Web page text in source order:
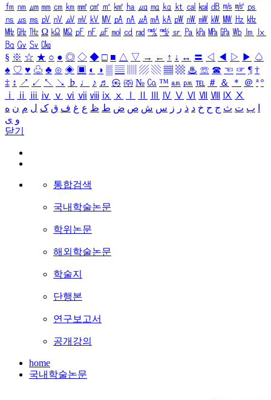
㎙ ㎚ ㎛ ㎜ ㎝ ㎞ ㎟ ㎠ ㎡ ㎢ ㏊ ㎍ ㎎ ㎏ ㏏ ㎈ ㎉ ㏈ ㎧ ㎨ ㎰
㎱ ㎲ ㎳ ㎴ ㎵ ㎶ ㎷ ㎸ ㎹ ㎀ ㎁ ㎂ ㎃ ㎄ ㎺ ㎻ ㎽ ㎾ ㎿ ㎐ ㎑
㎒ ㎓ ㎔ Ω ㏀ ㏁ ㎊ ㎋ ㎌ ㏖ ㏅ ㎭ ㎮ ㎯ ㏛ ㎩ ㎪ ㎫ ㎬ ㏝ ㏐
㏓
㏃ ㏉ ㏜ ㏆
§ ※ ☆ ★ ○ ● ◎ ◇ ◆ □ ■ △ ▽ → ← ↑ ↓ ↔ 〓 ◁ ◀ ▷ ▶ ♤
♠ ♡ ♥ ♧ ♣ ⊙ ◈ ▣ ◐ ◑ ▒ ▤ ▨ ▧ ▦ ▩ ♨ ☏ ☎ ☜ ☞ ¶ †
‡ ↕ ↗ ↙ ↖ ↘ ♭ ♩ ♪ ♬ ㉿ ㈜ № ㏇ ™ ㏂ ㏘ ℡ ＃ ＆ ＊ ＠ ª º
ⅰ
ⅱ ⅲ ⅳ ⅴ ⅵ ⅶ ⅷ ⅸ ⅹ Ⅳ Ⅴ Ⅵ Ⅶ Ⅷ Ⅸ Ⅹ
ب ت ث ج ح خ د ذ ر ز س ش ص ض ط ظ ع غ ف ق ک ل م ن ه
و ی
닫기
통합검색
국내학술논문
학위논문
해외학술논문
학술지
단행본
연구보고서
공개강의
home
국내학술논문